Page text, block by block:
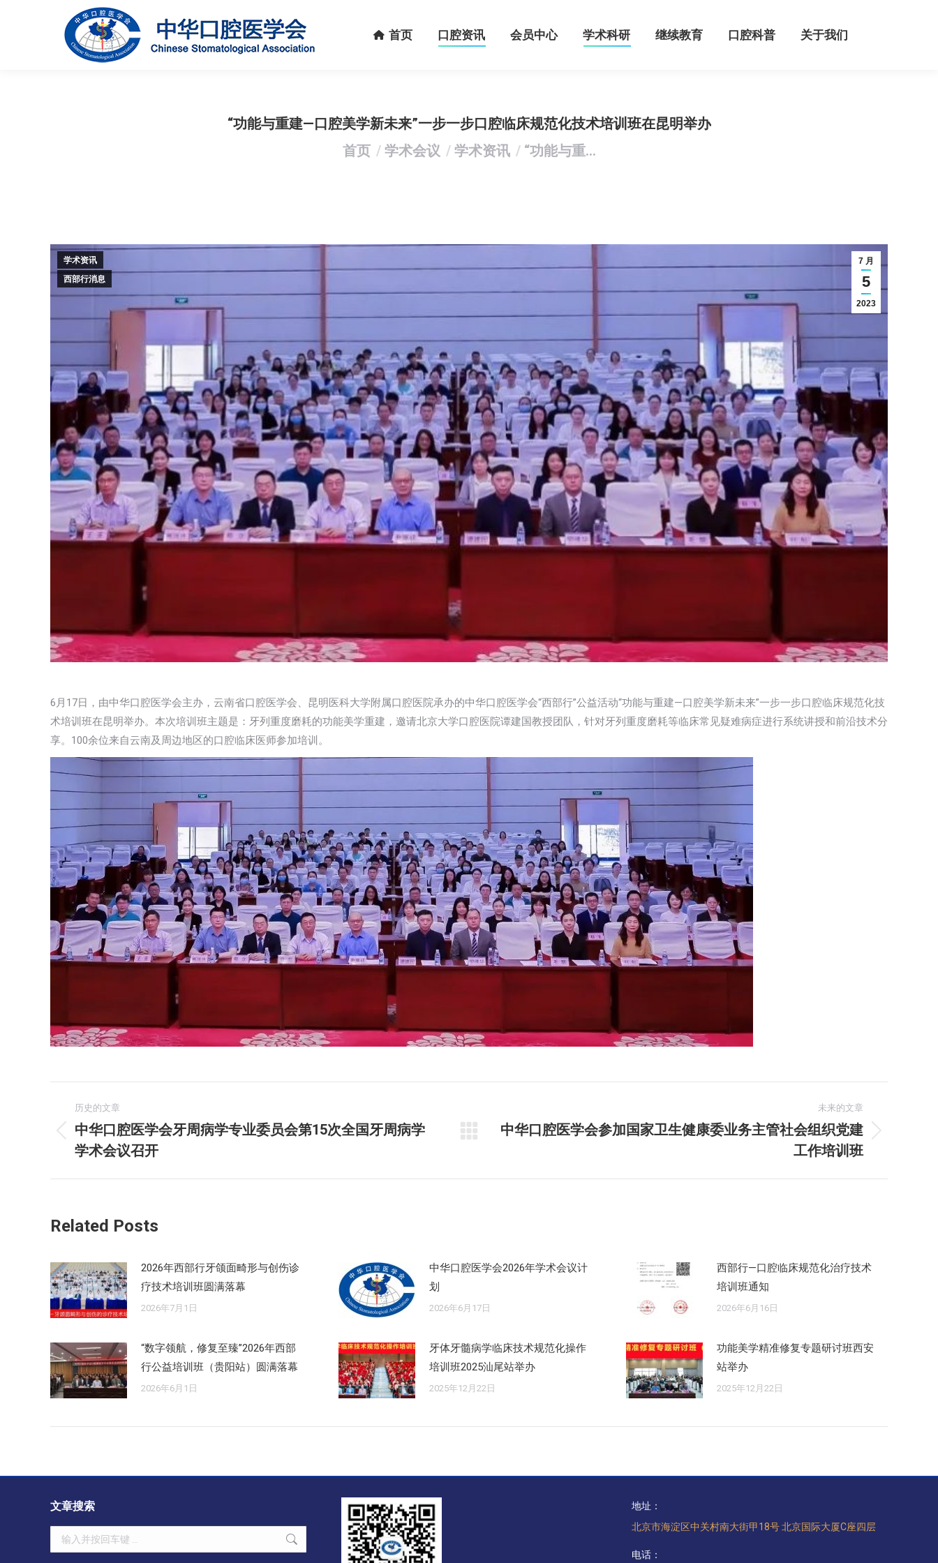
首页 口腔资讯 会员中心 学术科研 继续教育 口腔科普 关于我们
“功能与重建—口腔美学新未来”一步一步口腔临床规范化技术培训班在昆明举办
您在这里：
首页 学术会议 学术资讯 “功能与重…
7 月
5
2023
学术资讯
西部行消息
6月17日，由中华口腔医学会主办，云南省口腔医学会、昆明医科大学附属口腔医院承办的中华口腔医学会“西部行”公益活动“功能与重建—口腔美学新未来”一步一步口腔临床规范化技
术培训班在昆明举办。本次培训班主题是：牙列重度磨耗的功能美学重建，邀请北京大学口腔医院谭建国教授团队，针对牙列重度磨耗等临床常见疑难病症进行系统讲授和前沿技术分
享。100余位来自云南及周边地区的口腔临床医师参加培训。
章
航
历史的文章
历
史
的
中华口腔医学会牙周病学专业委员会第15次全国牙周病学
学术会议召开
未来的文章
未
的
中华口腔医学会参加国家卫生健康委业务主管社会组织党建
工作培训班
Related Posts
2026年西部行牙颌面畸形与创伤诊
疗技术培训班圆满落幕
2026年7月1日
中华口腔医学会2026年学术会议计
划
2026年6月17日
西部行—口腔临床规范化治疗技术
培训班通知
2026年6月16日
“数字领航，修复至臻”2026年西部
行公益培训班（贵阳站）圆满落幕
2026年6月1日
牙体牙髓病学临床技术规范化操作
培训班2025汕尾站举办
2025年12月22日
功能美学精准修复专题研讨班西安
站举办
2025年12月22日
文章搜索
Search:
地址：
北京市海淀区中关村南大街甲18号 北京国际大厦C座四层
电话：